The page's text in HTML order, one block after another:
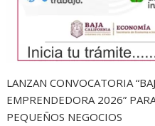
LANZAN CONVOCATORIA
EMPRENDEDORA 2026”
PEQUEÑOS NEGOCIOS